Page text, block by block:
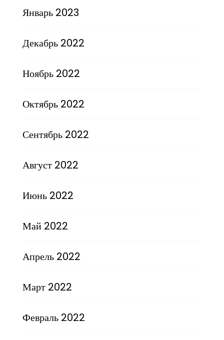
Январь 2023
Декабрь 2022
Ноябрь 2022
Октябрь 2022
Сентябрь 2022
Август 2022
Июнь 2022
Май 2022
Апрель 2022
Март 2022
Февраль 2022